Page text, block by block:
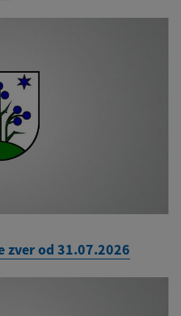
zver od 31.07.2026